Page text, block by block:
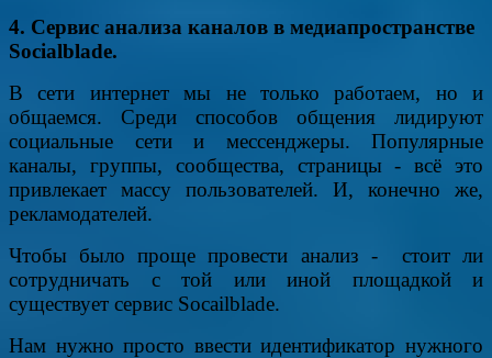
4. Сервис анализа каналов в медиапространстве
Socialblade.
В сети интернет мы не только работаем, но и
общаемся. Среди способов общения лидируют
социальные сети и мессенджеры. Популярные
каналы, группы, сообщества, страницы - всё это
привлекает массу пользователей. И, конечно же,
рекламодателей.
Чтобы было проще провести анализ - стоит ли
сотрудничать с той или иной площадкой и
существует сервис Socailblade.
Нам нужно просто ввести идентификатор нужного